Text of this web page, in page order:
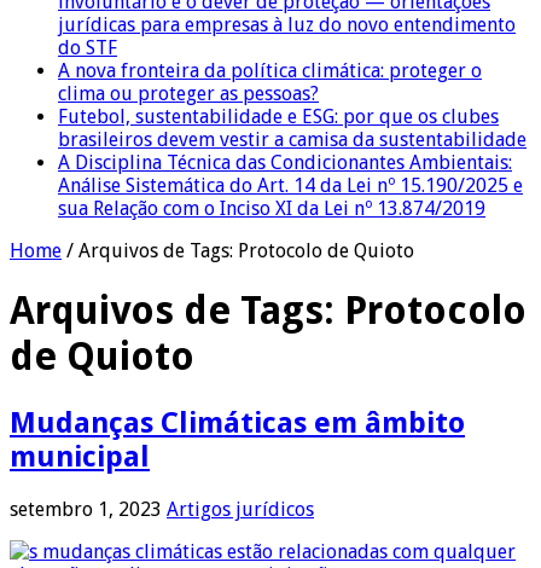
jurídicas para empresas à luz do novo entendimento
do STF
A nova fronteira da política climática: proteger o
clima ou proteger as pessoas?
Futebol, sustentabilidade e ESG: por que os clubes
brasileiros devem vestir a camisa da sustentabilidade
A Disciplina Técnica das Condicionantes Ambientais:
Análise Sistemática do Art. 14 da Lei nº 15.190/2025 e
sua Relação com o Inciso XI da Lei nº 13.874/2019
Home / Arquivos de Tags: Protocolo de Quioto
Arquivos de Tags: Protocolo
de Quioto
Mudanças Climáticas em âmbito
municipal
setembro 1, 2023 Artigos jurídicos